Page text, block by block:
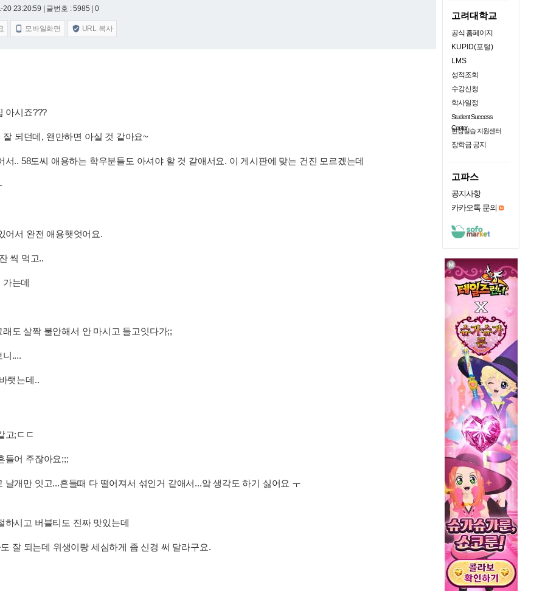
20 23:20:59 | 글번호 : 5985 | 0
 모바일화면  URL 복사
아시죠???
되던데, 왠만하면 아실 것 같아요~
서.. 58도씨 애용하는 학우분들도 아셔야 할 것 같애서요. 이 게시판에 맞는 건진 모르겠는데
어서 완전 애용햇엇어요.
씩 먹고..
는데
도 살짝 불안해서 안 마시고 들고잇다가;;
니....
랫는데..
고;ㄷㄷ
들어 주잖아요;;;
개만 잇고...흔들때 다 떨어져서 섞인거 같애서...앜 생각도 하기 싫어요 ㅜ
하시고 버블티도 진짜 맛있는데
잘 되는데 위생이랑 세심하게 좀 신경 써 달라구요.
고려대학교
공식 홈페이지
KUPID(포털)
LMS
성적조회
수강신청
학사일정
Student Success
Center
현장실습 지원센터
장학금 공지
고파스
공지사항
카카오톡 문의